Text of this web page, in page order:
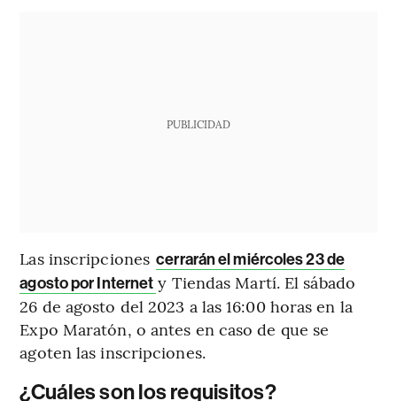
PUBLICIDAD
Las inscripciones cerrarán el miércoles 23 de
agosto por Internet y Tiendas Martí. El sábado
26 de agosto del 2023 a las 16:00 horas en la
Expo Maratón, o antes en caso de que se
agoten las inscripciones.
¿Cuáles son los requisitos?